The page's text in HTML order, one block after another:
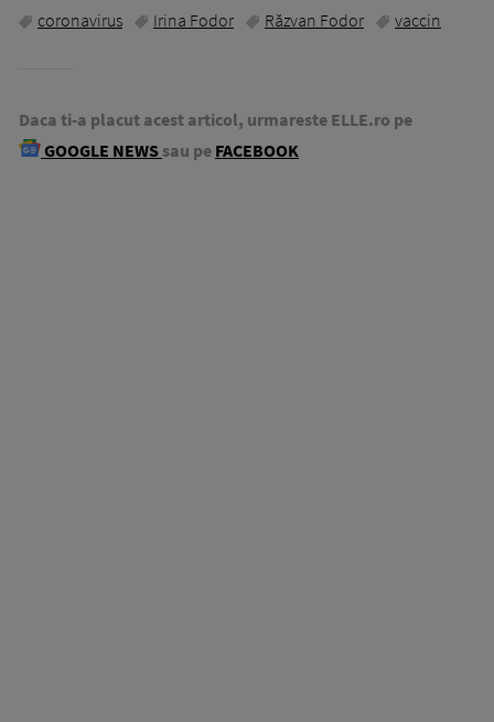
coronavirus Irina Fodor Răzvan Fodor vaccin
Daca ti-a placut acest articol, urmareste ELLE.ro pe
GOOGLE NEWS sau pe FACEBOOK